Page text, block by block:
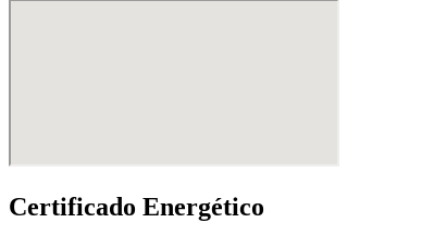
Certificado Energético